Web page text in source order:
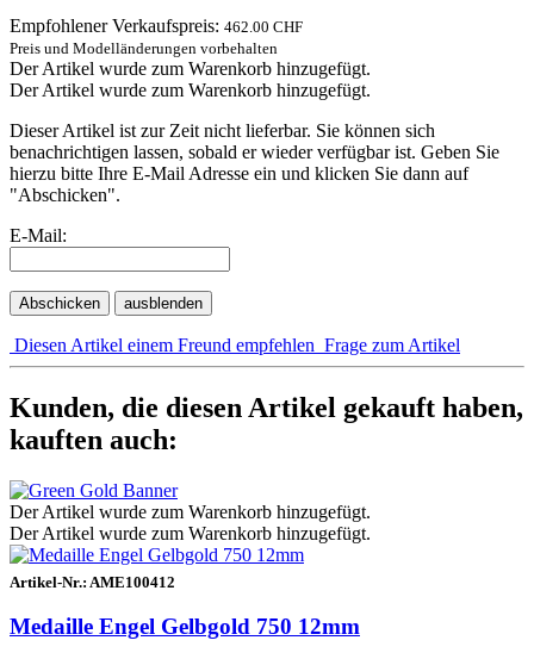
Empfohlener Verkaufspreis: 462.00 CHF
Preis und Modelländerungen vorbehalten
Der Artikel wurde zum Warenkorb hinzugefügt.
Der Artikel wurde zum Warenkorb hinzugefügt.
Dieser Artikel ist zur Zeit nicht lieferbar. Sie können sich
benachrichtigen lassen, sobald er wieder verfügbar ist. Geben Sie
hierzu bitte Ihre E-Mail Adresse ein und klicken Sie dann auf
"Abschicken".
E-Mail:
Abschicken ausblenden
Diesen Artikel einem Freund empfehlen Frage zum Artikel
Kunden, die diesen Artikel gekauft haben,
kauften auch:
Der Artikel wurde zum Warenkorb hinzugefügt.
Der Artikel wurde zum Warenkorb hinzugefügt.
Artikel-Nr.: AME100412
Medaille Engel Gelbgold 750 12mm